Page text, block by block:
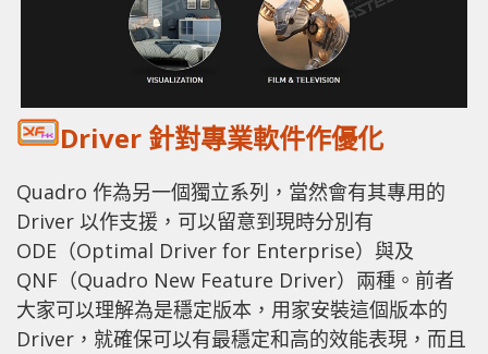
Driver 針對專業軟件作優化
Quadro 作為另一個獨立系列，當然會有其專用的
Driver 以作支援，可以留意到現時分別有
ODE（Optimal Driver for Enterprise）與及
QNF（Quadro New Feature Driver）兩種。前者
大家可以理解為是穩定版本，用家安裝這個版本的
Driver，就確保可以有最穩定和高的效能表現，而且